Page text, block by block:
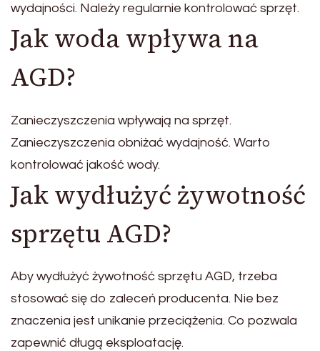
wydajności. Należy regularnie kontrolować sprzęt.
Jak woda wpływa na
AGD?
Zanieczyszczenia wpływają na sprzęt.
Zanieczyszczenia obniżać wydajność. Warto
kontrolować jakość wody.
Jak wydłużyć żywotność
sprzętu AGD?
Aby wydłużyć żywotność sprzętu AGD, trzeba
stosować się do zaleceń producenta. Nie bez
znaczenia jest unikanie przeciążenia. Co pozwala
zapewnić długą eksploatację.